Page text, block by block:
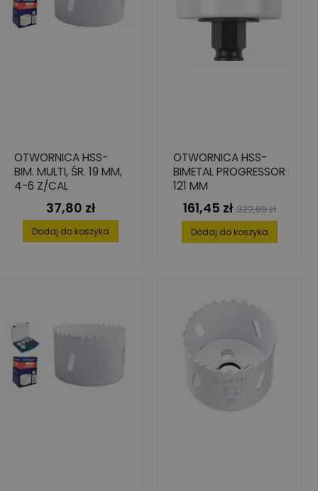
OTWORNICA HSS-
BIM. MULTI, ŚR. 19 MM,
4-6 Z/CAL
Cena
37,80 zł
Dodaj do koszyka
OTWORNICA HSS-
BIMETAL PROGRESSOR
121 MM
Cena
161,45 zł Cena
podstawowa
322,89 zł
Dodaj do koszyka